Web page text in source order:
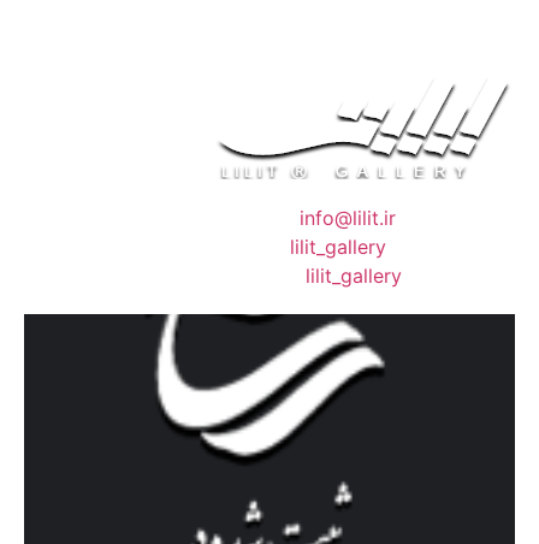
info@lilit.ir
lilit_gallery
lilit_gallery